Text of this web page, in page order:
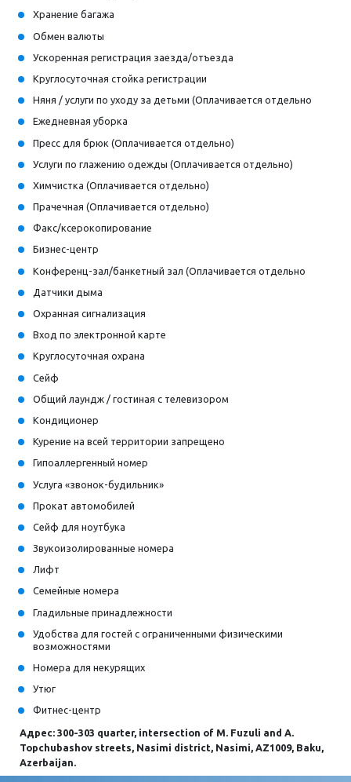
Хранение багажа
Обмен валюты
Ускоренная регистрация заезда/отъезда
Круглосуточная стойка регистрации
Няня / услуги по уходу за детьми (Оплачивается отдельно
Ежедневная уборка
Пресс для брюк (Оплачивается отдельно)
Услуги по глажению одежды (Оплачивается отдельно)
Химчистка (Оплачивается отдельно)
Прачечная (Оплачивается отдельно)
Факс/ксерокопирование
Бизнес-центр
Конференц-зал/банкетный зал (Оплачивается отдельно
Датчики дыма
Охранная сигнализация
Вход по электронной карте
Круглосуточная охрана
Сейф
Общий лаундж / гостиная с телевизором
Кондиционер
Курение на всей территории запрещено
Гипоаллергенный номер
Услуга «звонок-будильник»
Прокат автомобилей
Сейф для ноутбука
Звукоизолированные номера
Лифт
Семейные номера
Гладильные принадлежности
Удобства для гостей с ограниченными физическими
возможностями
Номера для некурящих
Утюг
Фитнес-центр
Адрес: 300-303 quarter, intersection of M. Fuzuli and A.
Topchubashov streets, Nasimi district, Nasimi, AZ1009, Baku,
Azerbaijan.